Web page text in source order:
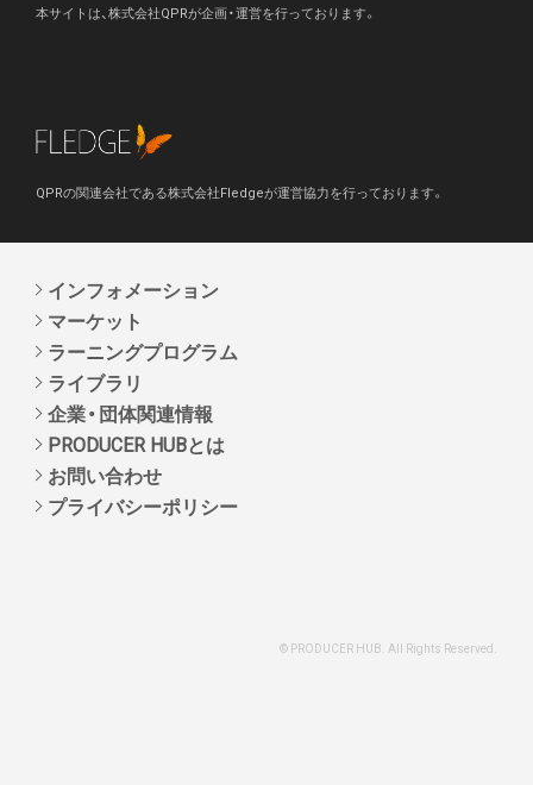
本サイトは、株式会社QPRが企画・運営を行っております。
QPRの関連会社である株式会社Fledgeが運営協力を行っております。
インフォメーション
マーケット
ラーニングプログラム
ライブラリ
企業・団体関連情報
PRODUCER HUBとは
お問い合わせ
プライバシーポリシー
© PRODUCER HUB. All Rights Reserved.